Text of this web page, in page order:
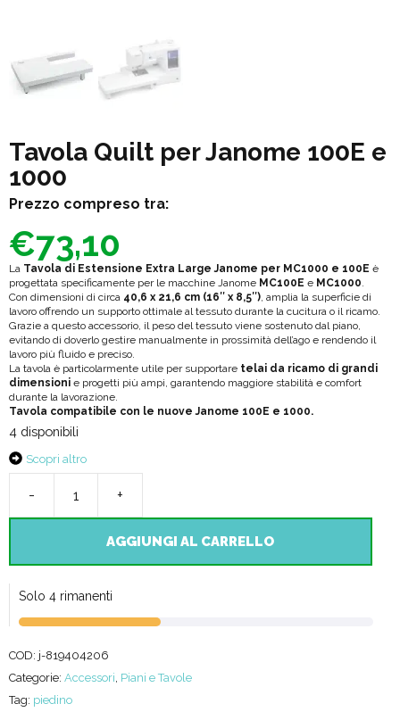
Tavola Quilt per Janome 100E e
1000
Prezzo compreso tra:
€73,10
La Tavola di Estensione Extra Large Janome per MC1000 e 100E è
progettata specificamente per le macchine Janome MC100E e MC1000.
Con dimensioni di circa 40,6 x 21,6 cm (16″ x 8,5″), amplia la superficie di
lavoro offrendo un supporto ottimale al tessuto durante la cucitura o il ricamo.
Grazie a questo accessorio, il peso del tessuto viene sostenuto dal piano,
evitando di doverlo gestire manualmente in prossimità dell’ago e rendendo il
lavoro più fluido e preciso.
La tavola è particolarmente utile per supportare telai da ricamo di grandi
dimensioni e progetti più ampi, garantendo maggiore stabilità e comfort
durante la lavorazione.
Tavola compatibile con le nuove Janome 100E e 1000.
4 disponibili
Scopri altro
-
Quilt
per
100E
1000
+
AGGIUNGI AL CARRELLO
Solo 4 rimanenti
COD: j-819404206
Categorie: Accessori, Piani e Tavole
Tag: piedino